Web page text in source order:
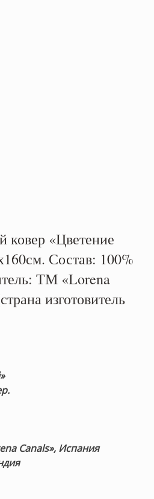
ковер «Цветение
Состав: 100%
ТМ «Lorena
изготовитель
Canals», Испания